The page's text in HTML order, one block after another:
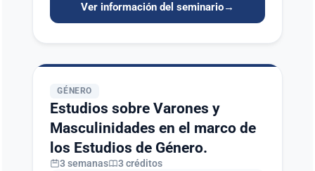
Ver información del seminario→
GÉNERO
Estudios sobre Varones y
Masculinidades en el marco de
los Estudios de Género.
3 semanas 3 créditos